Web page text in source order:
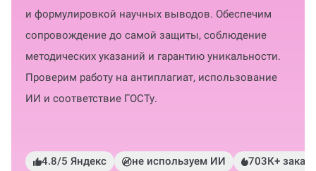
и формулировкой научных выводов. Обеспечим
сопровождение до самой защиты, соблюдение
методических указаний и гарантию уникальности.
Проверим работу на антиплагиат, использование
ИИ и соответствие ГОСТу.
4.8/5 Яндекс не используем ИИ 703К+